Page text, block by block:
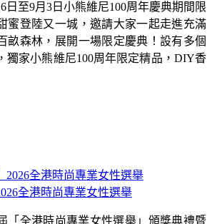
日至9月3日小熊維尼100周年慶典期間限
蜜登陸又一城，邀請大家一起走進充滿
畝森林，展開一場限定慶典！設有多個
獨家小熊維尼100周年限定精品，DIY香
全港時尚專業女性選舉
「全港時尚專業女性選舉」頒獎典禮暨